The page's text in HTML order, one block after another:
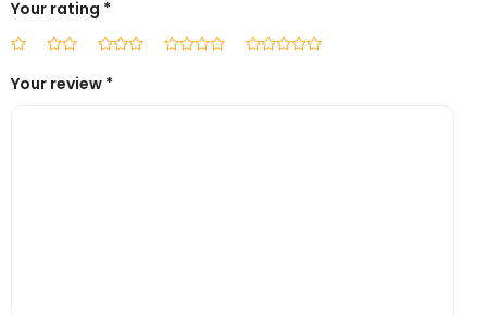
Your rating *
Your review *